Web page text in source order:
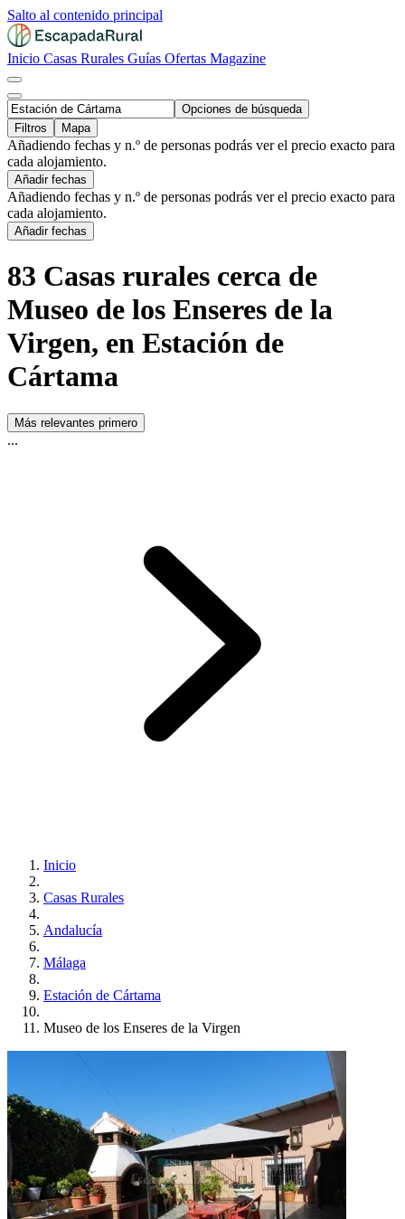
Salto al contenido principal
Inicio Casas Rurales Guías Ofertas Magazine
Opciones de búsqueda
Filtros
Mapa
Añadiendo fechas y n.º de personas podrás ver el precio exacto para
cada alojamiento.
Añadir fechas
Añadiendo fechas y n.º de personas podrás ver el precio exacto para
cada alojamiento.
Añadir fechas
83 Casas rurales cerca de
Museo de los Enseres de la
Virgen, en Estación de
Cártama
Más relevantes primero
...
Inicio
Casas Rurales
Andalucía
Málaga
Estación de Cártama
Museo de los Enseres de la Virgen